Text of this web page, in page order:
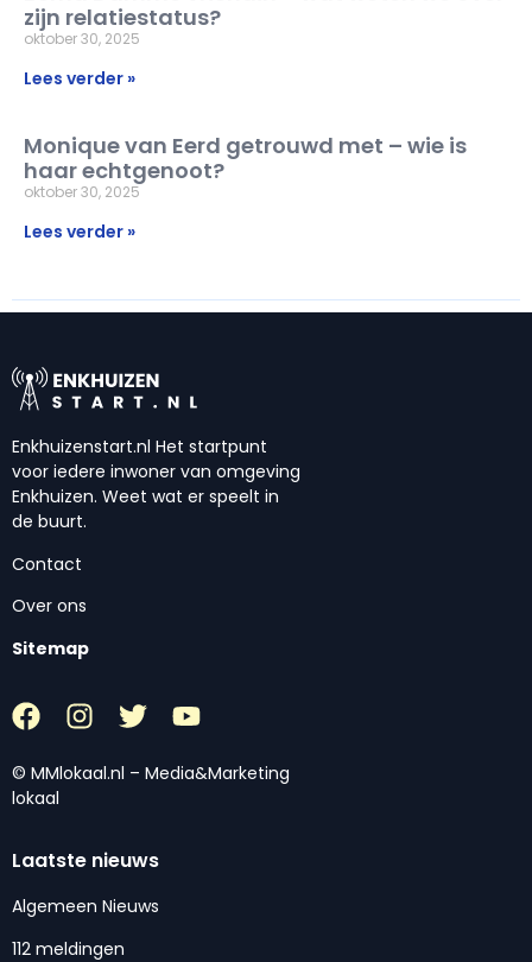
zijn relatiestatus?
oktober 30, 2025
Lees verder »
Monique van Eerd getrouwd met – wie is
haar echtgenoot?
oktober 30, 2025
Lees verder »
Enkhuizenstart.nl Het startpunt
voor iedere inwoner van omgeving
Enkhuizen. Weet wat er speelt in
de buurt.
Contact
Over ons
Sitemap
© MMlokaal.nl – Media&Marketing
lokaal
Laatste nieuws
Algemeen Nieuws
112 meldingen